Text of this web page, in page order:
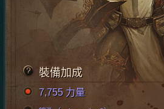
裝備加成
7,755 力量